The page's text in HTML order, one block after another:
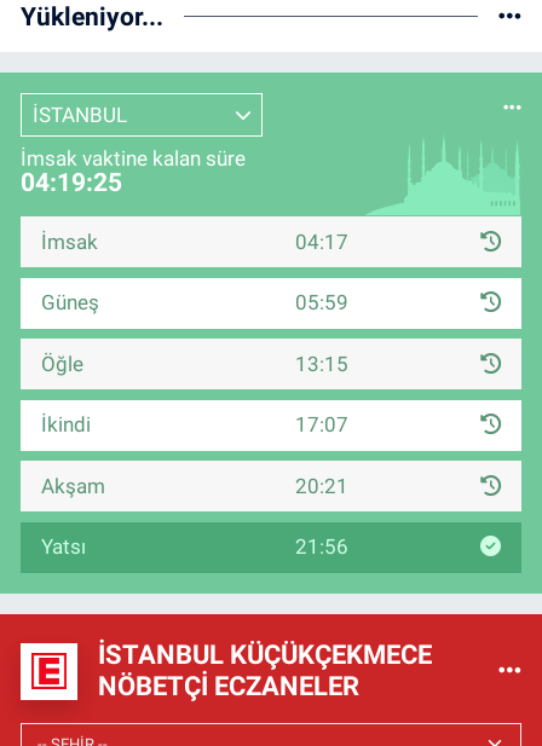
Yükleniyor...
İSTANBUL
İmsak vaktine kalan süre
04:19:24
İmsak 04:17
Güneş 05:59
Öğle 13:15
İkindi 17:07
Akşam 20:21
Yatsı 21:56
İSTANBUL KÜÇÜKÇEKMECE
NÖBETÇI ECZANELER